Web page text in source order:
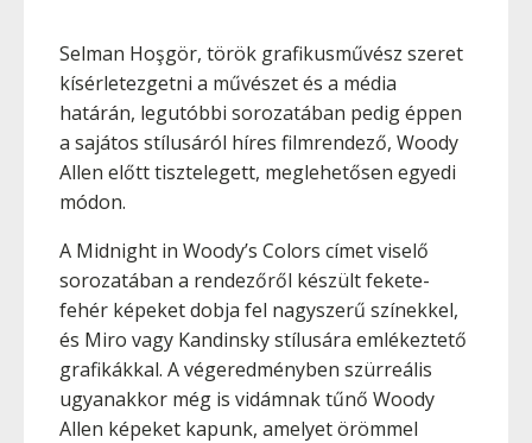
Selman Hoşgör, török grafikusművész szeret
kísérletezgetni a művészet és a média
határán, legutóbbi sorozatában pedig éppen
a sajátos stílusáról híres filmrendező, Woody
Allen előtt tisztelegett, meglehetősen egyedi
módon.
A Midnight in Woody’s Colors címet viselő
sorozatában a rendezőről készült fekete-
fehér képeket dobja fel nagyszerű színekkel,
és Miro vagy Kandinsky stílusára emlékeztető
grafikákkal. A végeredményben szürreális
ugyanakkor még is vidámnak tűnő Woody
Allen képeket kapunk, amelyet örömmel